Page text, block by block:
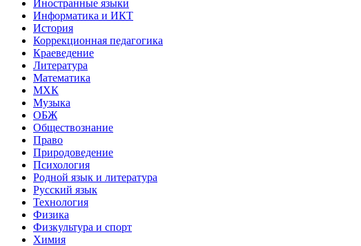
Иностранные языки
Информатика и ИКТ
История
Коррекционная педагогика
Краеведение
Литература
Математика
МХК
Музыка
ОБЖ
Обществознание
Право
Природоведение
Психология
Родной язык и литература
Русский язык
Технология
Физика
Физкультура и спорт
Химия